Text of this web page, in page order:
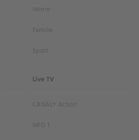
Horror
Familie
Sport
Live TV
CANAL+ Action
NPO 1